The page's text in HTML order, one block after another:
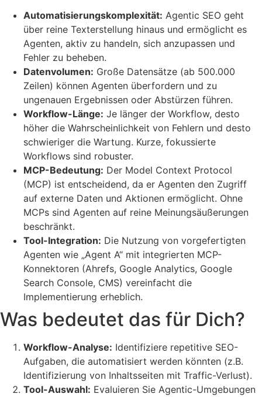
Automatisierungskomplexität: Agentic SEO geht
über reine Texterstellung hinaus und ermöglicht es
Agenten, aktiv zu handeln, sich anzupassen und
Fehler zu beheben.
Datenvolumen: Große Datensätze (ab 500.000
Zeilen) können Agenten überfordern und zu
ungenauen Ergebnissen oder Abstürzen führen.
Workflow-Länge: Je länger der Workflow, desto
höher die Wahrscheinlichkeit von Fehlern und desto
schwieriger die Wartung. Kurze, fokussierte
Workflows sind robuster.
MCP-Bedeutung: Der Model Context Protocol
(MCP) ist entscheidend, da er Agenten den Zugriff
auf externe Daten und Aktionen ermöglicht. Ohne
MCPs sind Agenten auf reine Meinungsäußerungen
beschränkt.
Tool-Integration: Die Nutzung von vorgefertigten
Agenten wie „Agent A“ mit integrierten MCP-
Konnektoren (Ahrefs, Google Analytics, Google
Search Console, CMS) vereinfacht die
Implementierung erheblich.
Was bedeutet das für Dich?
Workflow-Analyse: Identifiziere repetitive SEO-
Aufgaben, die automatisiert werden könnten (z.B.
Identifizierung von Inhaltsseiten mit Traffic-Verlust).
Tool-Auswahl: Evaluieren Sie Agentic-Umgebungen